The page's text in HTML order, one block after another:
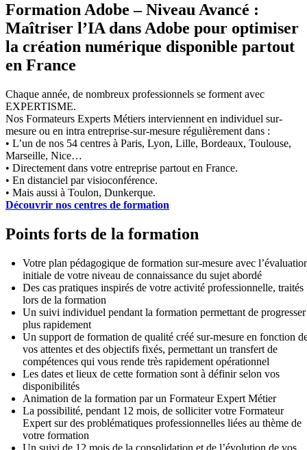
Formation Adobe – Niveau Avancé :
Maîtriser l’IA dans Adobe pour optimiser
la création numérique disponible partout
en France
Chaque année, de nombreux professionnels se forment avec
EXPERTISME.
Nos Formateurs Experts Métiers interviennent en individuel sur-
mesure ou en intra entreprise-sur-mesure régulièrement dans :
• L’un de nos 54 centres à Paris, Lyon, Lille, Bordeaux, Toulouse,
Marseille, Nice…
• Directement dans votre entreprise partout en France.
• En distanciel par visioconférence.
• Mais aussi à Toulon, Dunkerque.
Découvrir nos centres de formation
Points forts de la formation
Votre plan pédagogique de formation sur-mesure avec
initiale de votre niveau de connaissance du sujet abordé
Des cas pratiques inspirés de votre activité professionnelle, traités
lors de la formation
Un suivi individuel pendant la formation permettant de progresser
plus rapidement
Un support de formation de qualité créé sur-mesure en fonction
vos attentes et des objectifs fixés, permettant un transfert de
compétences qui vous rende très rapidement opérationnel
Les dates et lieux de cette formation sont à définir selon vos
disponibilités
Animation de la formation par un Formateur Expert Métier
La possibilité, pendant 12 mois, de solliciter votre Formateur
Expert sur des problématiques professionnelles liées au thème de
votre formation
Un suivi de 12 mois de la consolidation et de l’évolution de vos